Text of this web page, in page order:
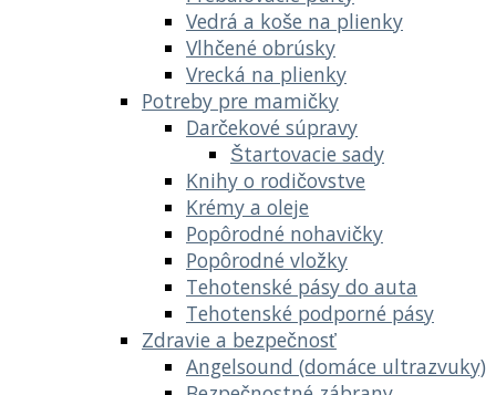
Vedrá a koše na plienky
Vlhčené obrúsky
Vrecká na plienky
Potreby pre mamičky
Darčekové súpravy
Štartovacie sady
Knihy o rodičovstve
Krémy a oleje
Popôrodné nohavičky
Popôrodné vložky
Tehotenské pásy do auta
Tehotenské podporné pásy
Zdravie a bezpečnosť
Angelsound (domáce ultrazvuky)